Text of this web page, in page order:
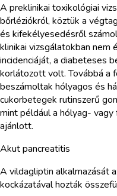
A preklinikai toxikológiai
bőrléziókról, köztük a
és kifekélyesedésről
klinikai vizsgálatokban nem
incidenciáját, a diabeteses
korlátozott volt. Továbbá a
beszámoltak hólyagos és
cukorbetegek rutinszerű
mint például a hólyag-
ajánlott.
Akut pancreatitis
A vildagliptin alkalmazását
kockázatával hozták